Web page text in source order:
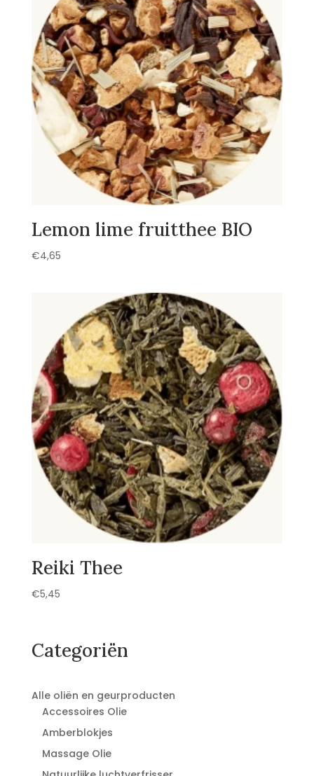
Lemon lime fruitthee BIO
€4,65
Reiki Thee
€5,45
Categoriën
Alle oliën en geurproducten
Accessoires Olie
Amberblokjes
Massage Olie